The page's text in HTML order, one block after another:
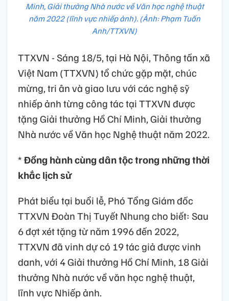
Minh, Giải thưởng Nhà nước về Văn học nghệ thuật
năm 2022 (lĩnh vực nhiếp ảnh). (Ảnh: Phạm Tuấn
Anh/TTXVN)
TTXVN - Sáng 18/5, tại Hà Nội, Thông tấn xã
Việt Nam (TTXVN) tổ chức gặp mặt, chúc
mừng, tri ân và giao lưu với các nghệ sỹ
nhiếp ảnh từng công tác tại TTXVN được
tặng Giải thưởng Hồ Chí Minh, Giải thưởng
Nhà nước về Văn học Nghệ thuật năm 2022.
*Đồng hành cùng dân tộc trong những thời
khắc lịch sử
Phát biểu tại buổi lễ, Phó Tổng Giám đốc
TTXVN Đoàn Thị Tuyết Nhung cho biết: Sau
6 đợt xét tặng từ năm 1996 đến 2022,
TTXVN đã vinh dự có 19 tác giả được vinh
danh, với 4 Giải thưởng Hồ Chí Minh, 18 Giải
thưởng Nhà nước về văn học nghệ thuật,
lĩnh vực Nhiếp ảnh.